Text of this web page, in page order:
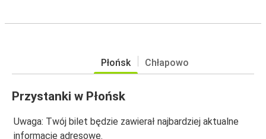
Płońsk Chłapowo
Przystanki w Płońsk
Uwaga: Twój bilet będzie zawierał najbardziej aktualne
informacje adresowe.